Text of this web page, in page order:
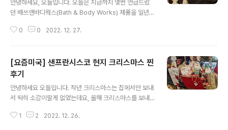
안녕하세요, 오들입니다. 오늘은 지금까지 몇번 언급드렸
던 배쓰앤바디웍스(Bath & Body Works) 제품을 일년
드릴까 합니다. 아시는 분은 다 아실거에요. 집에서 쓰기도
있는데요, 미국에 여행오실 계획이 있으시다면 한번쯤 들
러 취향에 맞는 제품을 직접 골라보시는 것도 좋으실 거에
요. 저는 한국 갈때마다 항상 여러 종류로 사가서 지인들에
게 나눠드리는데요, 한국에 입점이 안된 브랜드이기도 하
고 호불호 없이 무난하게 쓰실 수 있는 제품들이 많아 드리
는 제가 더 기뻐요. 지금까지 소심하게 구경만 하다가 드디
0 0 2022. 12. 27.
[요즘미국] 샌프란시스코 현지 크리스마스 찐
후기
안녕하세요 오들입니다. 작년 크리스마스는 집에서만 보내
서 딱히 소감이랄게 없었는데요, 올해 크리스마스를 보내
면 정보공유 드리고 싶은 부분도 있어서 포스팅 준비했습
1 2 2022. 12. 26.